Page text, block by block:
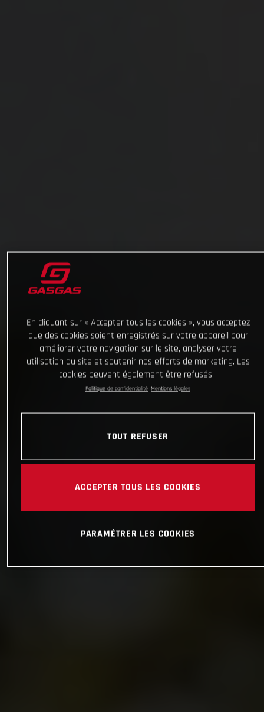
En cliquant sur « Accepter tous les cookies », vous acceptez
que des cookies soient enregistrés sur votre appareil pour
améliorer votre navigation sur le site, analyser votre
utilisation du site et soutenir nos efforts de marketing. Les
cookies peuvent également être refusés.
Politique de confidentialité Mentions légales
TOUT REFUSER
ACCEPTER TOUS LES COOKIES
PARAMÉTRER LES COOKIES